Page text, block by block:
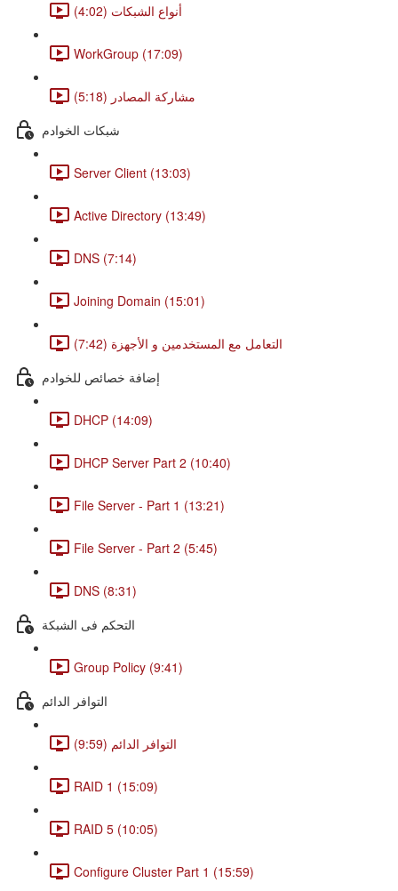
أنواع الشبكات (4:02)
WorkGroup (17:09)
مشاركة المصادر (5:18)
شبكات الخوادم
Server Client (13:03)
Active Directory (13:49)
DNS (7:14)
Joining Domain (15:01)
التعامل مع المستخدمين و الأجهزة (7:42)
إضافة خصائص للخوادم
DHCP (14:09)
DHCP Server Part 2 (10:40)
File Server - Part 1 (13:21)
File Server - Part 2 (5:45)
DNS (8:31)
التحكم فى الشبكة
Group Policy (9:41)
التوافر الدائم
التوافر الدائم (9:59)
RAID 1 (15:09)
RAID 5 (10:05)
Configure Cluster Part 1 (15:59)